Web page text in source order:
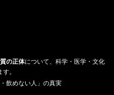
の正体について、科学・医学・文化
。
飲めない人」の真実